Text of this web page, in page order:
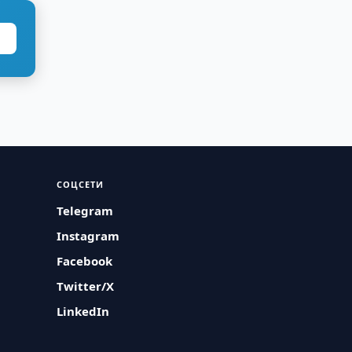
СОЦСЕТИ
Telegram
Instagram
Facebook
Twitter/X
LinkedIn